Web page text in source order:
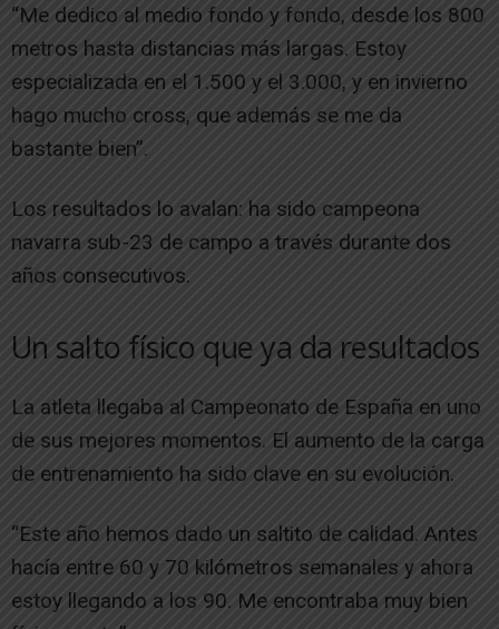
“Me dedico al medio fondo y fondo, desde los 800
metros hasta distancias más largas. Estoy
especializada en el 1.500 y el 3.000, y en invierno
hago mucho cross, que además se me da
bastante bien”.
Los resultados lo avalan: ha sido campeona
navarra sub-23 de campo a través durante dos
años consecutivos.
Un salto físico que ya da resultados
La atleta llegaba al Campeonato de España en uno
de sus mejores momentos. El aumento de la carga
de entrenamiento ha sido clave en su evolución.
“Este año hemos dado un saltito de calidad. Antes
hacía entre 60 y 70 kilómetros semanales y ahora
estoy llegando a los 90. Me encontraba muy bien